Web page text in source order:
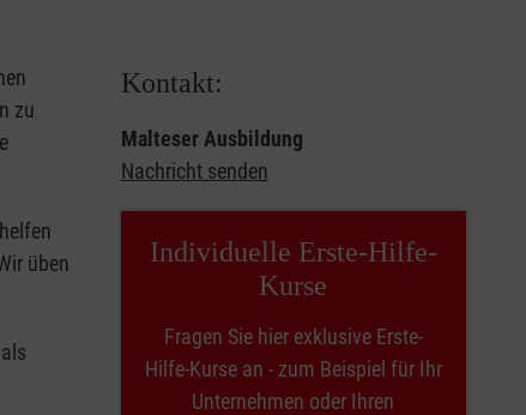
zu
üben
Kontakt:
Malteser Ausbildung
Nachricht senden
Individuelle Erste-Hilfe-
Kurse
Fragen Sie hier exklusive Erste-
Hilfe-Kurse an - zum Beispiel für Ihr
Unternehmen oder Ihren